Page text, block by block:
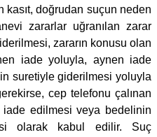
doğrudan suçun neden
zararlar uğranılan zarar
zararın konusu olan
iade yoluyla, aynen iade
suretiyle giderilmesi yoluyla
cep telefonu çalınan
edilmesi veya bedelinin
olarak kabul edilir. Suç